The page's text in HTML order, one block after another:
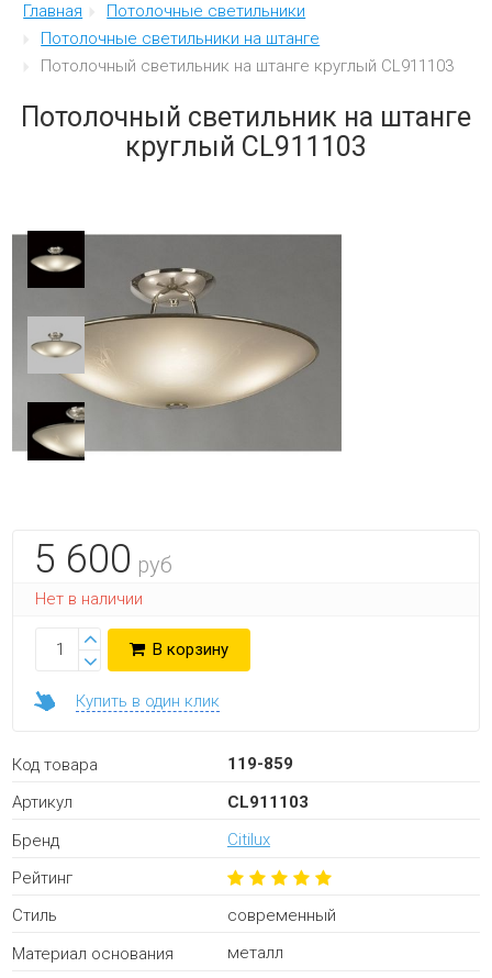
Люстры
Бра
Интерьерные
Распродажа
Еще
Мебель
Главная
Потолочные светильники
Потолочные светильники на штанге
Потолочный светильник на штанге круглый CL911103
Потолочный светильник на штанге
круглый CL911103
5 600 руб
Нет в наличии
В корзину
Купить в один клик
Код товара
119-859
Артикул
CL911103
Бренд
Citilux
Рейтинг
Стиль
современный
Материал основания
металл